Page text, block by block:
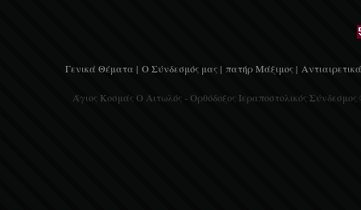
Γενικά Θέματα | Ο Σύνδεσμός μας | πατήρ Μάξιμος |
Άγιος Κοσμάς Ο Αιτωλός - Ορθόδοξος Ιεραποστολικός